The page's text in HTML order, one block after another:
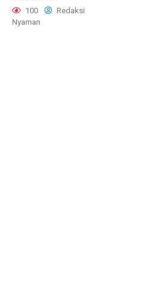
100
Redaksi
Nyaman